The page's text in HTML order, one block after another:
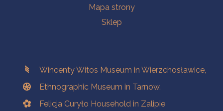
Mapa strony
Sklep
Wincenty Witos Museum in Wierzchosławice,
Ethnographic Museum in Tarnow.
Felicja Curyło Household in Zalipie